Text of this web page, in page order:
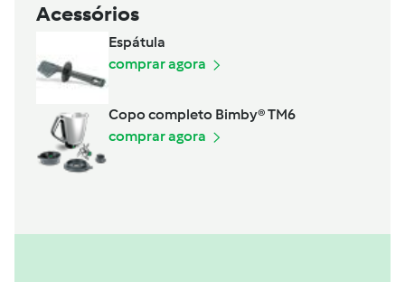
Acessórios
Espátula
comprar agora
Copo completo Bimby® TM6
comprar agora